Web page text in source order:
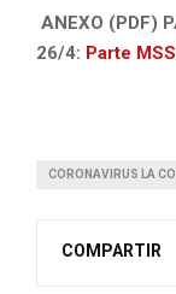
ANEXO (PDF)
26/4: Parte
CORONAVIRUS LA
COMPARTIR